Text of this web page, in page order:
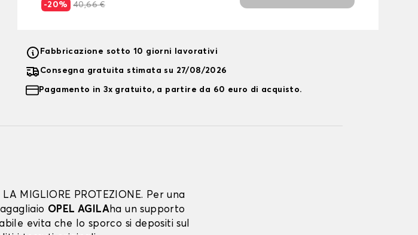
-20% 40,66 €
Fabbricazione sotto 10 giorni lavorativi
Consegna gratuita stimata su 27/08/2026
Pagamento in 3x gratuito, a partire da 60 euro di acquisto.
LA MIGLIORE PROTEZIONE. Per una
OPEL AGILAha un supporto
evita che lo sporco si depositi sul